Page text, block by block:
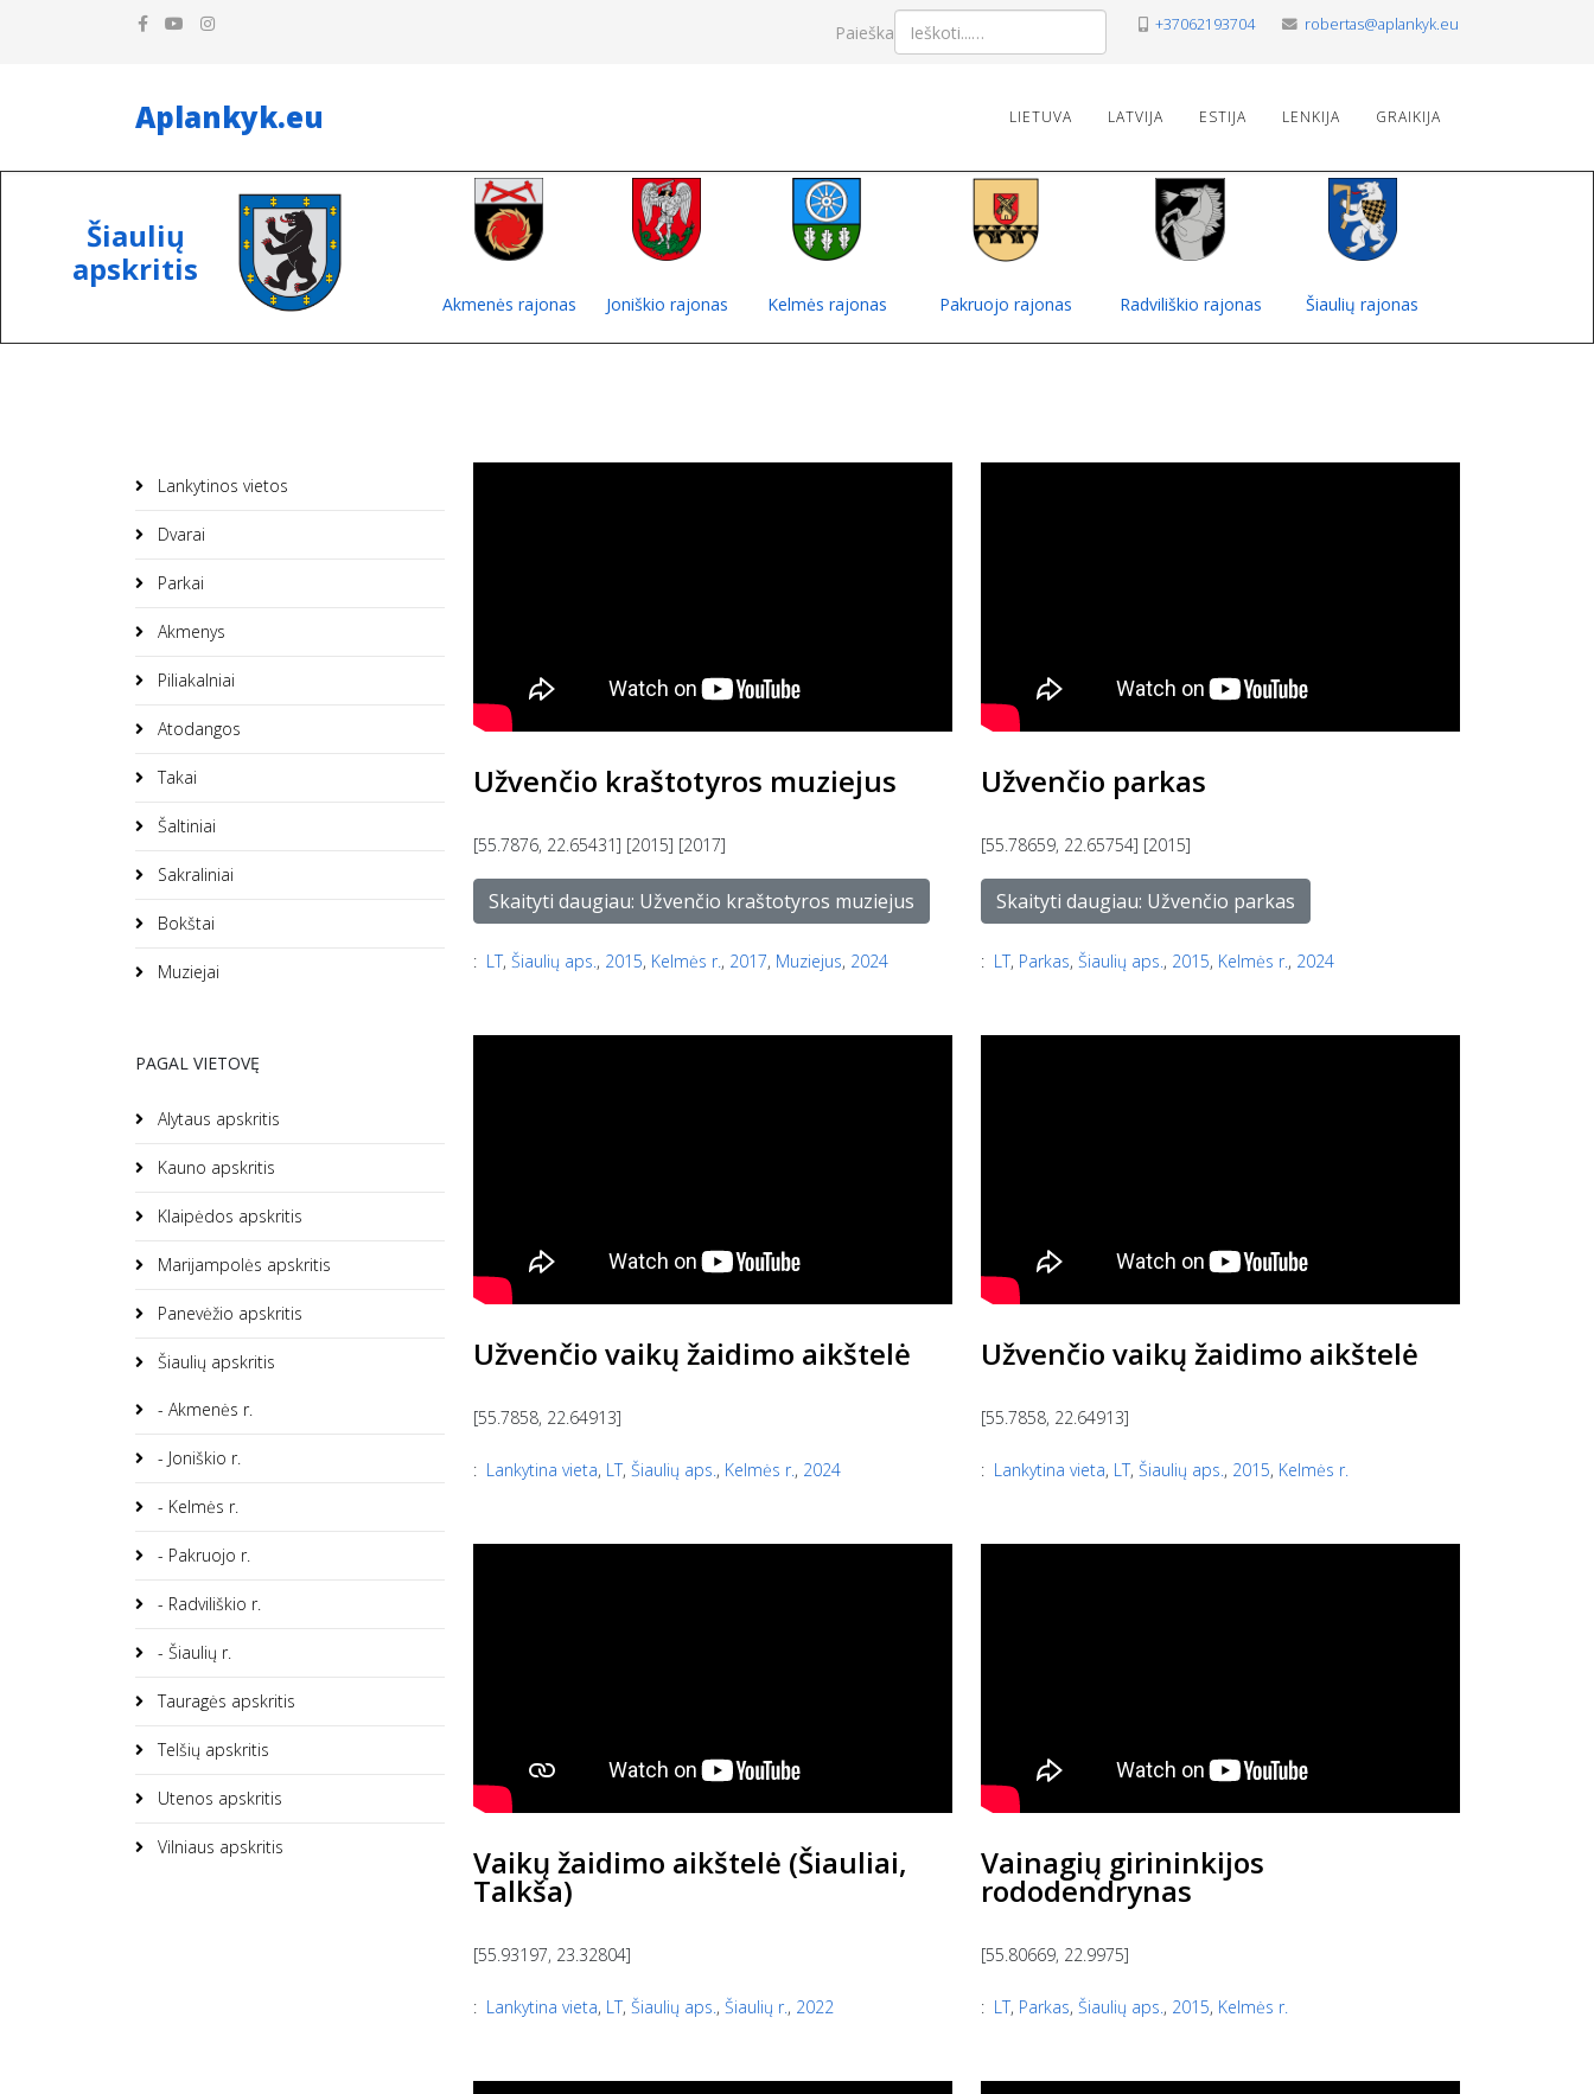
Paieška +37062193704 robertas@aplankyk.eu
Aplankyk.eu LIETUVA LATVIJA ESTIJA LENKIJA GRAIKIJA
Šiaulių
apskritis
Akmenės rajonas Joniškio rajonas Kelmės rajonas Pakruojo rajonas Radviliškio rajonas Šiaulių rajonas
Lankytinos vietos
Dvarai
Parkai
Akmenys
Piliakalniai
Atodangos
Takai
Šaltiniai
Sakraliniai
Bokštai
Muziejai
PAGAL VIETOVĘ
Alytaus apskritis
Kauno apskritis
Klaipėdos apskritis
Marijampolės apskritis
Panevėžio apskritis
Šiaulių apskritis
- Akmenės r.
- Joniškio r.
- Kelmės r.
- Pakruojo r.
- Radviliškio r.
- Šiaulių r.
Tauragės apskritis
Telšių apskritis
Utenos apskritis
Vilniaus apskritis
Užvenčio kraštotyros muziejus
[55.7876, 22.65431] [2015] [2017]
Skaityti daugiau: Užvenčio kraštotyros muziejus
: LT, Šiaulių aps., 2015, Kelmės r., 2017, Muziejus, 2024
Užvenčio parkas
[55.78659, 22.65754] [2015]
Skaityti daugiau: Užvenčio parkas
: LT, Parkas, Šiaulių aps., 2015, Kelmės r., 2024
Užvenčio vaikų žaidimo aikštelė
[55.7858, 22.64913]
: Lankytina vieta, LT, Šiaulių aps., Kelmės r., 2024
Užvenčio vaikų žaidimo aikštelė
[55.7858, 22.64913]
: Lankytina vieta, LT, Šiaulių aps., 2015, Kelmės r.
Vaikų žaidimo aikštelė (Šiauliai,
Talkša)
[55.93197, 23.32804]
: Lankytina vieta, LT, Šiaulių aps., Šiaulių r., 2022
Vainagių girininkijos
rododendrynas
[55.80669, 22.9975]
: LT, Parkas, Šiaulių aps., 2015, Kelmės r.